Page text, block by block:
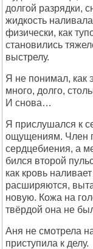
долгой разрядки,
жидкость
физически, как
становились
выстрелу.
Я не понимал, как
много, долго,
И снова…
Я прислушался к
ощущениям. Член
сердцебиения, а
бился второй
как кровь
расширяются,
новую. Кожа на
твёрдой она не
Аня не смотрела
приступила к делу.